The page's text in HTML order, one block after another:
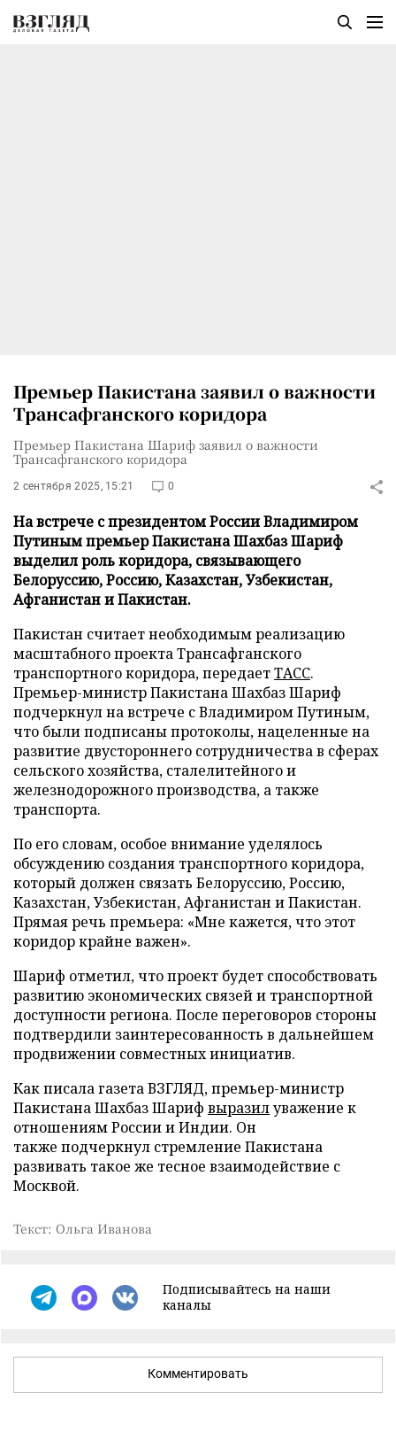
Премьер Пакистана заявил о важности
Трансафганского коридора
Премьер Пакистана Шариф заявил о важности
Трансафганского коридора
2 сентября 2025, 15:21 0
На встрече с президентом России Владимиром
Путиным премьер Пакистана Шахбаз Шариф
выделил роль коридора, связывающего
Белоруссию, Россию, Казахстан, Узбекистан,
Афганистан и Пакистан.
Пакистан считает необходимым реализацию
масштабного проекта Трансафганского
транспортного коридора, передаетТАСС.
Премьер-министр Пакистана Шахбаз Шариф
подчеркнул на встрече с Владимиром Путиным,
что были подписаны протоколы, нацеленные на
развитие двустороннего сотрудничества в сферах
сельского хозяйства, сталелитейного и
железнодорожного производства, а также
транспорта.
По его словам, особое внимание уделялось
обсуждению создания транспортного коридора,
который должен связать Белоруссию, Россию,
Казахстан, Узбекистан, Афганистан и Пакистан.
Прямая речь премьера: «Мне кажется, что этот
коридор крайне важен».
Шариф отметил, что проект будет способствовать
развитию экономических связей и транспортной
доступности региона. После переговоров стороны
подтвердили заинтересованность в дальнейшем
продвижении совместных инициатив.
Как писала газета ВЗГЛЯД, премьер-министр
Пакистана Шахбаз Шариф выразилуважение к
отношениям России и Индии. Он
также подчеркнул стремление Пакистана
развивать такое же тесное взаимодействие с
Москвой.
Текст: Ольга Иванова
Подписывайтесь на наши
каналы
Комментировать